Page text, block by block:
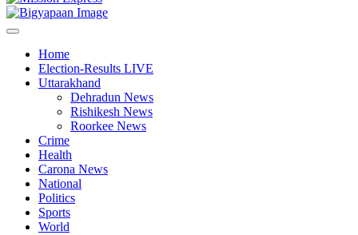
Home
Election-Results LIVE
Uttarakhand
Dehradun News
Rishikesh News
Roorkee News
Crime
Health
Carona News
National
Politics
Sports
World